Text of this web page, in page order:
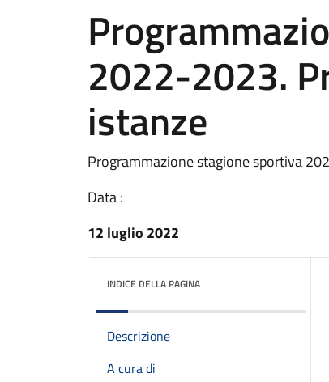
2022-2023.
istanze
Programmazione stagione sportiva
Data :
12 luglio 2022
INDICE DELLA PAGINA
Descrizione
A cura di